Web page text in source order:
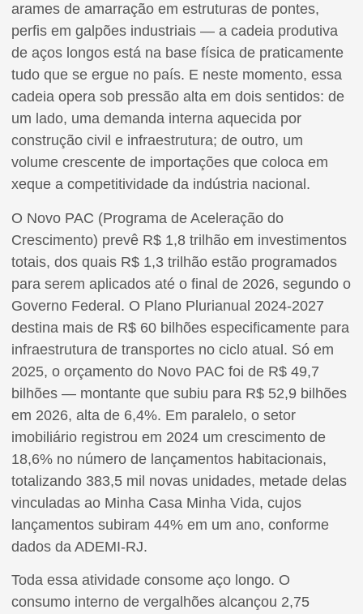
arames de amarração em estruturas de pontes,
perfis em galpões industriais — a cadeia produtiva
de aços longos está na base física de praticamente
tudo que se ergue no país. E neste momento, essa
cadeia opera sob pressão alta em dois sentidos: de
um lado, uma demanda interna aquecida por
construção civil e infraestrutura; de outro, um
volume crescente de importações que coloca em
xeque a competitividade da indústria nacional.
O Novo PAC (Programa de Aceleração do
Crescimento) prevê R$ 1,8 trilhão em investimentos
totais, dos quais R$ 1,3 trilhão estão programados
para serem aplicados até o final de 2026, segundo o
Governo Federal. O Plano Plurianual 2024-2027
destina mais de R$ 60 bilhões especificamente para
infraestrutura de transportes no ciclo atual. Só em
2025, o orçamento do Novo PAC foi de R$ 49,7
bilhões — montante que subiu para R$ 52,9 bilhões
em 2026, alta de 6,4%. Em paralelo, o setor
imobiliário registrou em 2024 um crescimento de
18,6% no número de lançamentos habitacionais,
totalizando 383,5 mil novas unidades, metade delas
vinculadas ao Minha Casa Minha Vida, cujos
lançamentos subiram 44% em um ano, conforme
dados da ADEMI-RJ.
Toda essa atividade consome aço longo. O
consumo interno de vergalhões alcançou 2,75